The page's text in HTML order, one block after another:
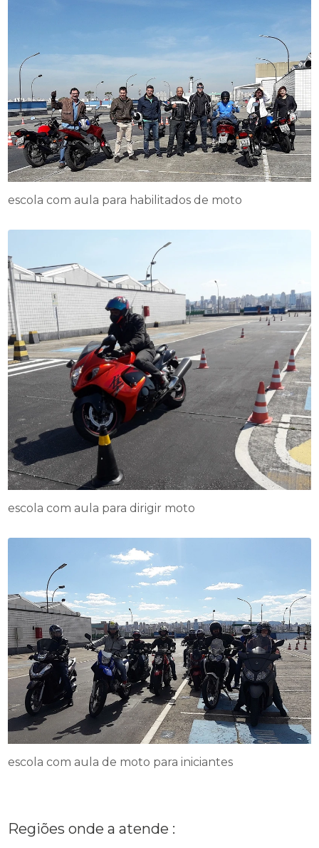
escola com aula para habilitados de moto
escola com aula para dirigir moto
escola com aula de moto para iniciantes
Regiões onde a atende :